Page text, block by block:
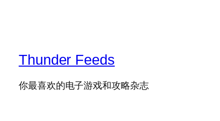
Thunder Feeds
你最喜欢的电子游戏和攻略杂志